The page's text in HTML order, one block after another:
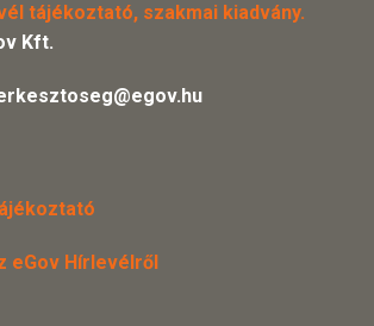
tájékoztató, szakmai kiadvány.
Kft.
eGov Hírlevélről